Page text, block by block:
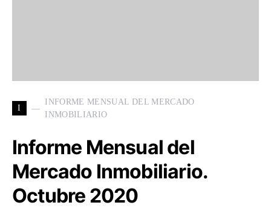
I
INFORME MENSUAL DEL MERCADO
INMOBILIARIO
Informe Mensual del
Mercado Inmobiliario.
Octubre 2020